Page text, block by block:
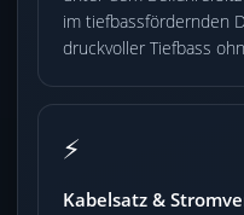
im tiefbassfördernden
druckvoller Tiefbass
⚡
Kabelsatz &